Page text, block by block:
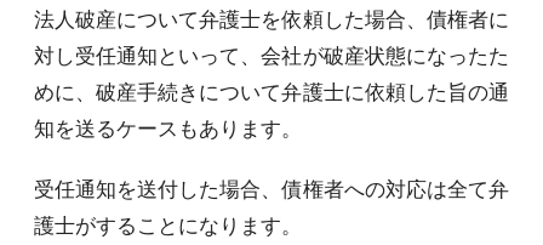
法人破産について弁護士を依頼した場合、債権者に
対し受任通知といって、会社が破産状態になったた
めに、破産手続きについて弁護士に依頼した旨の通
知を送るケースもあります。
受任通知を送付した場合、債権者への対応は全て弁
護士がすることになります。